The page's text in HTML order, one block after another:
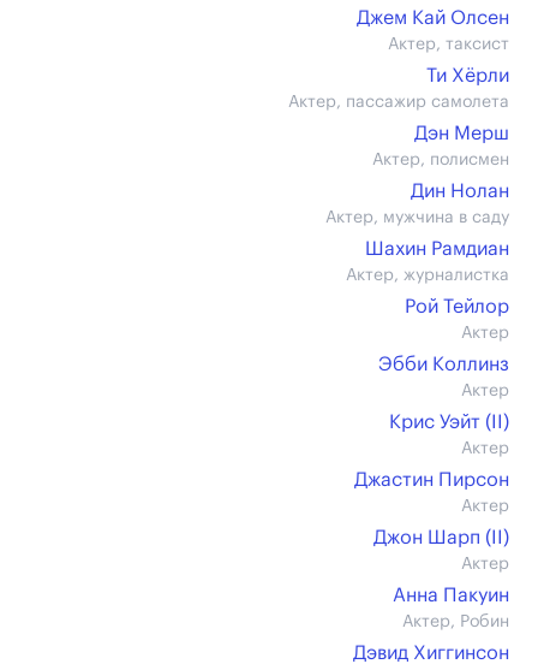
Джем Кай Олсен
Актер, таксист
Ти Хёрли
Актер, пассажир самолета
Дэн Мерш
Актер, полисмен
Дин Нолан
Актер, мужчина в саду
Шахин Рамдиан
Актер, журналистка
Рой Тейлор
Актер
Эбби Коллинз
Актер
Крис Уэйт (II)
Актер
Джастин Пирсон
Актер
Джон Шарп (II)
Актер
Анна Пакуин
Актер, Робин
Дэвид Хиггинсон